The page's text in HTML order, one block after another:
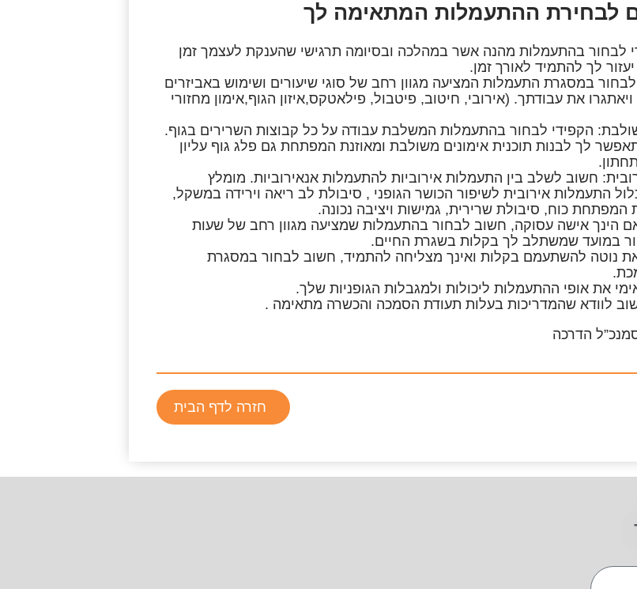
לבחירת ההתעמלות המתאימה לך
לבחור בהתעמלות מהנה אשר במהלכה ובסיומה תרגישי שהענקת לעצמך זמן
לך להתמיד לאורך זמן.
במסגרת התעמלות המציעה מגוון רחב של סוגי שיעורים ושימוש באביזרים
ויאתגרו את עבודתך. (אירובי, חיטוב, פיטבול, פילאטקס,איזון הגוף,אימון מחזורי
: הקפידי לבחור בהתעמלות המשלבת עבודה על כל קבוצות השרירים בגוף.
לך לבנות תוכנית אימונים משולבת ומאוזנת המפתחת גם פלג גוף עליון
: חשוב לשלב בין התעמלות אירוביות להתעמלות אנאירוביות. מומלץ
התעמלות אירובית לשיפור הכושר הגופני , סיבולת לב ריאה וירידה במשקל,
המפתחת כוח, סיבולת שרירית, גמישות ויציבה נכונה.
הינך אישה עסוקה, חשוב לבחור בהתעמלות שמציעה מגוון רחב של שעות
במועד שמשתלב לך בקלות בשגרת החיים.
נוטה להשתעמם בקלות ואינך מצליחה להתמיד, חשוב לבחור במסגרת
את אופי ההתעמלות ליכולות ולמגבלות הגופניות שלך.
לוודא שהמדריכות בעלות תעודת הסמכה והכשרה מתאימה .
הדרכה
חזרה לדף הבית